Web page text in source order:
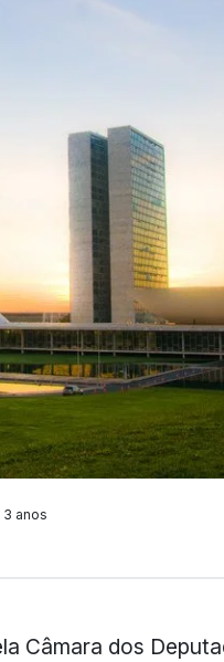
3 anos
Câmara dos